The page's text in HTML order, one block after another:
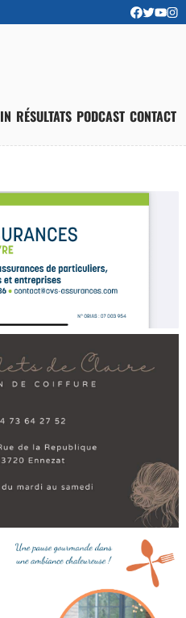
RÉSULTATS PODCAST CONTACT